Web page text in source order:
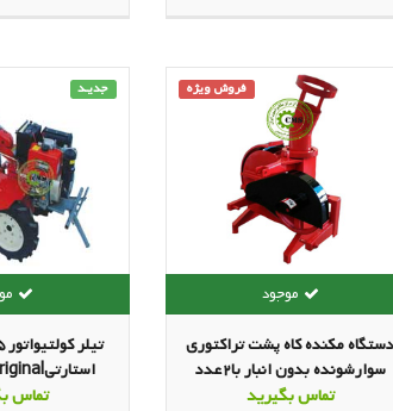
فروش ویژه
دستگاه مکنده کاه پشت تراکتوری
سوارشونده بدون انبار با2عدد
لوله6متری و گاردانتماس بگیرید
جدیـد
استارتی186kama original
تماس